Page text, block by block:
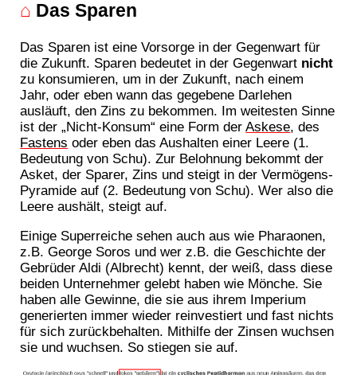
⌂ Das Sparen
Das Sparen ist eine Vorsorge in der Gegenwart für
die Zukunft. Sparen bedeutet in der Gegenwart nicht
zu konsumieren, um in der Zukunft, nach einem
Jahr, oder eben wann das gegebene Darlehen
ausläuft, den Zins zu bekommen. Im weitesten Sinne
ist der „Nicht-Konsum“ eine Form derAskese, des
Fastens oder eben das Aushalten einer Leere (1.
Bedeutung von Schu). Zur Belohnung bekommt der
Asket, der Sparer, Zins und steigt in der Vermögens-
Pyramide auf (2. Bedeutung von Schu). Wer also die
Leere aushält, steigt auf.
Einige Superreiche sehen auch aus wie Pharaonen,
z.B. George Soros und wer z.B. die Geschichte der
Gebrüder Aldi (Albrecht) kennt, der weiß, dass diese
beiden Unternehmer gelebt haben wie Mönche. Sie
haben alle Gewinne, die sie aus ihrem Imperium
generierten immer wieder reinvestiert und fast nichts
für sich zurückbehalten. Mithilfe der Zinsen wuchsen
sie und wuchsen. So stiegen sie auf.